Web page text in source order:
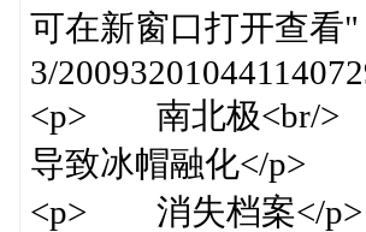
可在新窗口打开查看"
3/
<p> 南北极<br/>
导致冰帽融化</p>
<p> 消失档案</p>